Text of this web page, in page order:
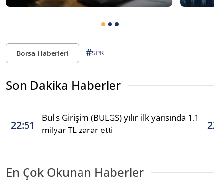
Borsa Haberleri #SPK
Son Dakika Haberler
22:51
Bulls Girişim (BULGS) yılın ilk yarısında 1,1
milyar TL zarar etti
En Çok Okunan Haberler